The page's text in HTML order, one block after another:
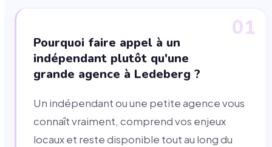
01
Pourquoi faire appel à un
indépendant plutôt qu'une
grande agence à Ledeberg ?
Un indépendant ou une petite agence vous
connaît vraiment, comprend vos enjeux
locaux et reste disponible tout au long du